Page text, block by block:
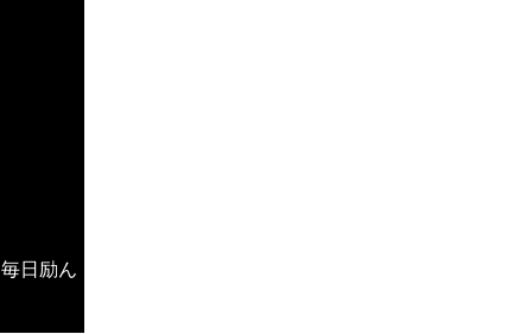
日励ん